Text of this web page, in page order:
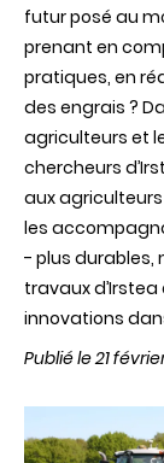
futur posé au
prenant en
pratiques, en
des engrais ?
agriculteurs et
chercheurs
aux
les
- plus durables,
travaux
innovations
Publié le 21